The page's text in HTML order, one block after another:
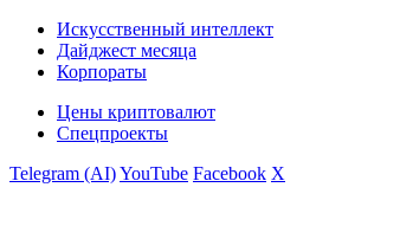
Искусственный интеллект
Дайджест месяца
Корпораты
Цены криптовалют
Спецпроекты
Telegram (AI)YouTube Facebook X